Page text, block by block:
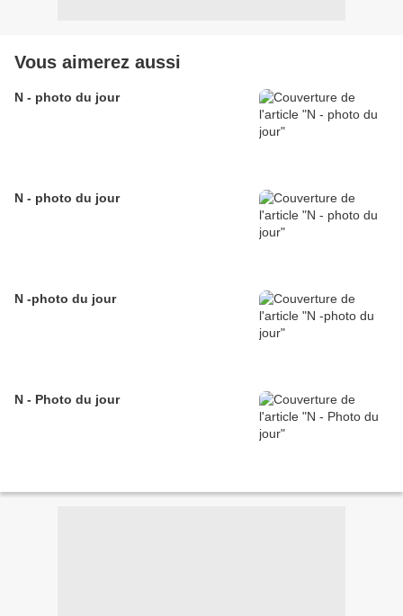
Vous aimerez aussi
N - photo du jour
N - photo du jour
N -photo du jour
N - Photo du jour